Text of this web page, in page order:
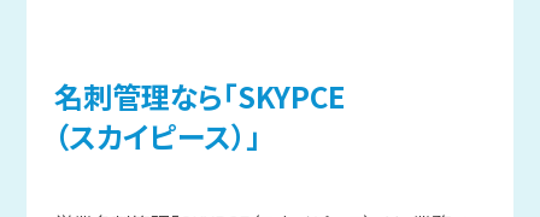
名刺管理なら「SKYPCE
（スカイピース）」